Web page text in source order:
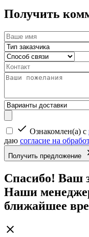
Получить
Ознакомлен(а) с
даю согласие на
Получить предложение
Спасибо! Ваш
Наши
ближайшее